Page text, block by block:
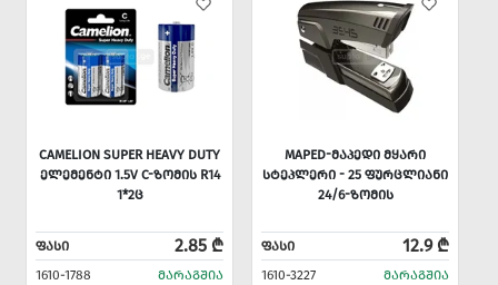
CAMELION SUPER HEAVY DUTY
ᲔᲚᲔᲛᲔᲜᲢᲘ 1.5V C-ᲖᲝᲛᲘᲡ R14
1*2Ც
ᲤᲐᲡᲘ 2.85 ₾
1610-1788 ᲛᲐᲠᲐᲒᲨᲘᲐ
MAPED-ᲛᲐᲞᲔᲓᲘ ᲛᲧᲐᲠᲘ
ᲡᲢᲔᲞᲚᲔᲠᲘ - 25 ᲤᲣᲠᲪᲚᲘᲐᲜᲘ
24/6-ᲖᲝᲛᲘᲡ
ᲤᲐᲡᲘ 12.9 ₾
1610-3227 ᲛᲐᲠᲐᲒᲨᲘᲐ